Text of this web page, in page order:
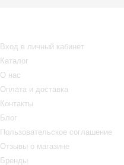
Вход в личный кабинет
Каталог
О нас
Оплата и доставка
Контакты
Блог
Пользовательское соглашение
Отзывы о магазине
Бренды